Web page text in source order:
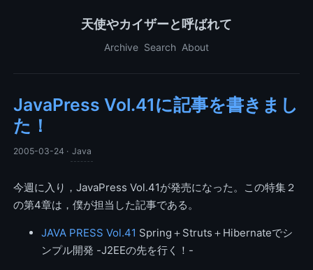
天使やカイザーと呼ばれて
Archive Search About
JavaPress Vol.41に記事を書きまし
た！
2005-03-24 · Java
今週に入り，JavaPress Vol.41が発売になった。この特集２
の第4章は，僕が担当した記事である。
JAVA PRESS Vol.41 Spring＋Struts＋Hibernateでシ
ンプル開発 -J2EEの先を行く！-